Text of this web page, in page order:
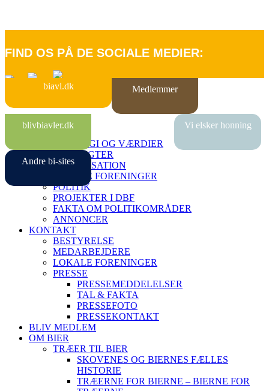
FIND OS PÅ DE SOCIALE MEDIER:
biavl.dk Medlemmer
blivbiavler.dk Vi elsker honning
Andre bi-sites
FORSIDE
STRATEGI OG VÆRDIER
VEDTÆGTER
ORGANISATION
LOKALE FORENINGER
POLITIK
PROJEKTER I DBF
FAKTA OM POLITIKOMRÅDER
ANNONCER
KONTAKT
BESTYRELSE
MEDARBEJDERE
LOKALE FORENINGER
PRESSE
PRESSEMEDDELELSER
TAL & FAKTA
PRESSEFOTO
PRESSEKONTAKT
BLIV MEDLEM
OM BIER
TRÆER TIL BIER
SKOVENES OG BIERNES FÆLLES
HISTORIE
TRÆERNE FOR BIERNE – BIERNE FOR